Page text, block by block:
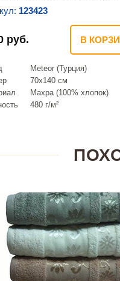
123423
руб. В
Meteor (Турция)
70х140 см
Махра (100% хлопок)
480 г/м²